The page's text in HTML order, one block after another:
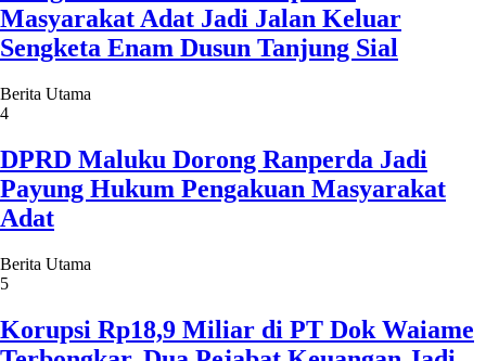
Masyarakat Adat Jadi Jalan Keluar
Sengketa Enam Dusun Tanjung Sial
Berita Utama
4
DPRD Maluku Dorong Ranperda Jadi
Payung Hukum Pengakuan Masyarakat
Adat
Berita Utama
5
Korupsi Rp18,9 Miliar di PT Dok Waiame